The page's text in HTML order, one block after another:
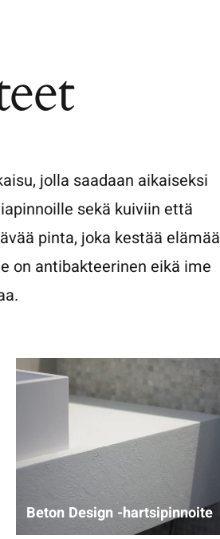
jolla saadaan aikaiseksi
sekä kuiviin että
pinta, joka kestää elämää
on antibakteerinen eikä ime
Beton Design -hartsipinnoite